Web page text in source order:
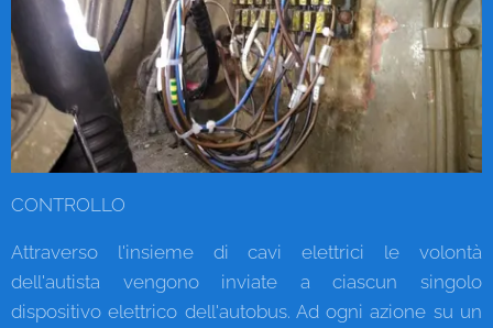
CONTROLLO
Attraverso l'insieme di cavi elettrici le volontà
dell'autista vengono inviate a ciascun singolo
dispositivo elettrico dell'autobus. Ad ogni azione su un